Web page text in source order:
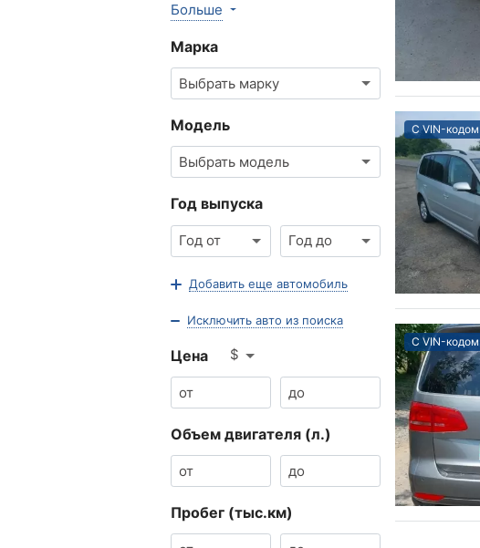
Больше
Марка
Выбрать марку
Модель
Выбрать модель
Год выпуска
Год от Год до
Добавить еще автомобиль
Исключить авто из поиска
Цена $
Объем двигателя (л.)
Пробег (тыс.км)
С VIN-кодом
С VIN-кодом